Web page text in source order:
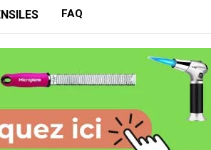
FAQ